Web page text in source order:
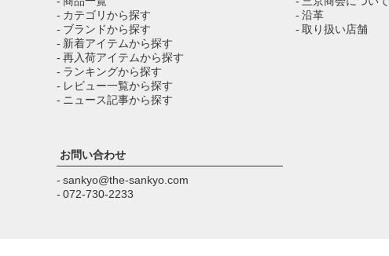
- カテゴリから探す
- ブランドから探す
- 新着アイテムから探す
- 再入荷アイテムから探す
- ランキングから探す
- レビュー一覧から探す
- ニュース記事から探す
- 沿革
- 取り扱い店舗
お問い合わせ
- sankyo@the-sankyo.com
- 072-730-2233